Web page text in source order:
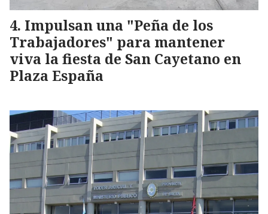
Impulsan una "Peña de los
Trabajadores" para mantener
viva la fiesta de San Cayetano en
Plaza España